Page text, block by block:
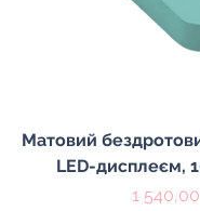
Матовий
LED-дисплеєм,
Цена
1